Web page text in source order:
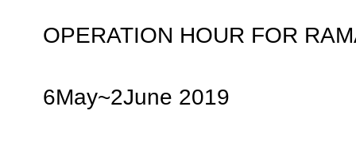
OPERATION HOUR FOR
6May~2June 2019